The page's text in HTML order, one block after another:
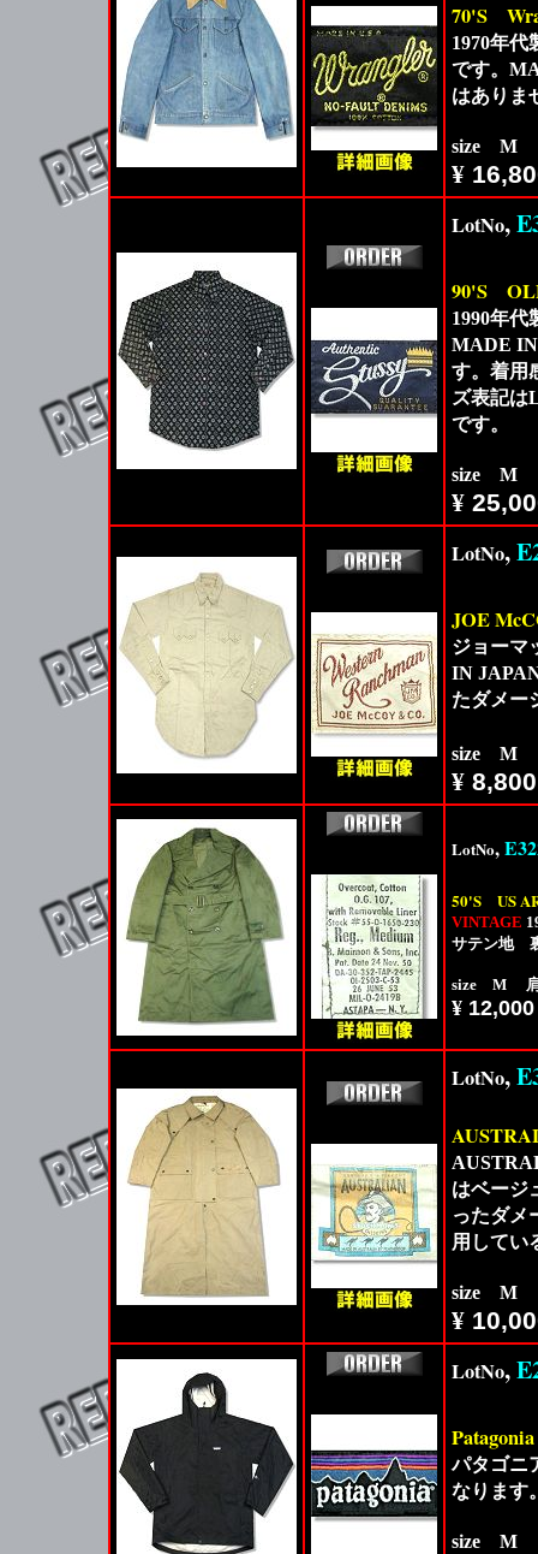
70'S
1970年
です。
はありま
size M
¥
LotNo,
90'S
1990年
MADE
す。着用
ズ表記は
です。
size M
¥
LotNo,
JOE
ジョーマ
IN
たダメー
size M
¥ 8,800
LotNo,
50'S US
VINTAGE
サテン地
size M 肩
¥ 12,000
LotNo,
はベージ
ったダメ
用してい
size M
¥
LotNo,
Patagonia
パタゴニ
なります
size M